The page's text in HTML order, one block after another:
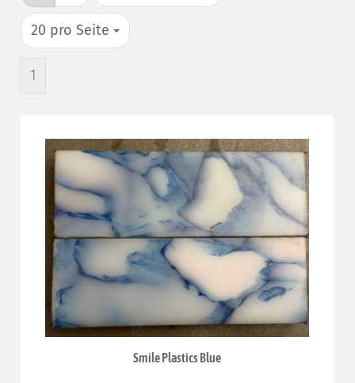
20 pro Seite
pro Seite
1
Smile Plastics Blue